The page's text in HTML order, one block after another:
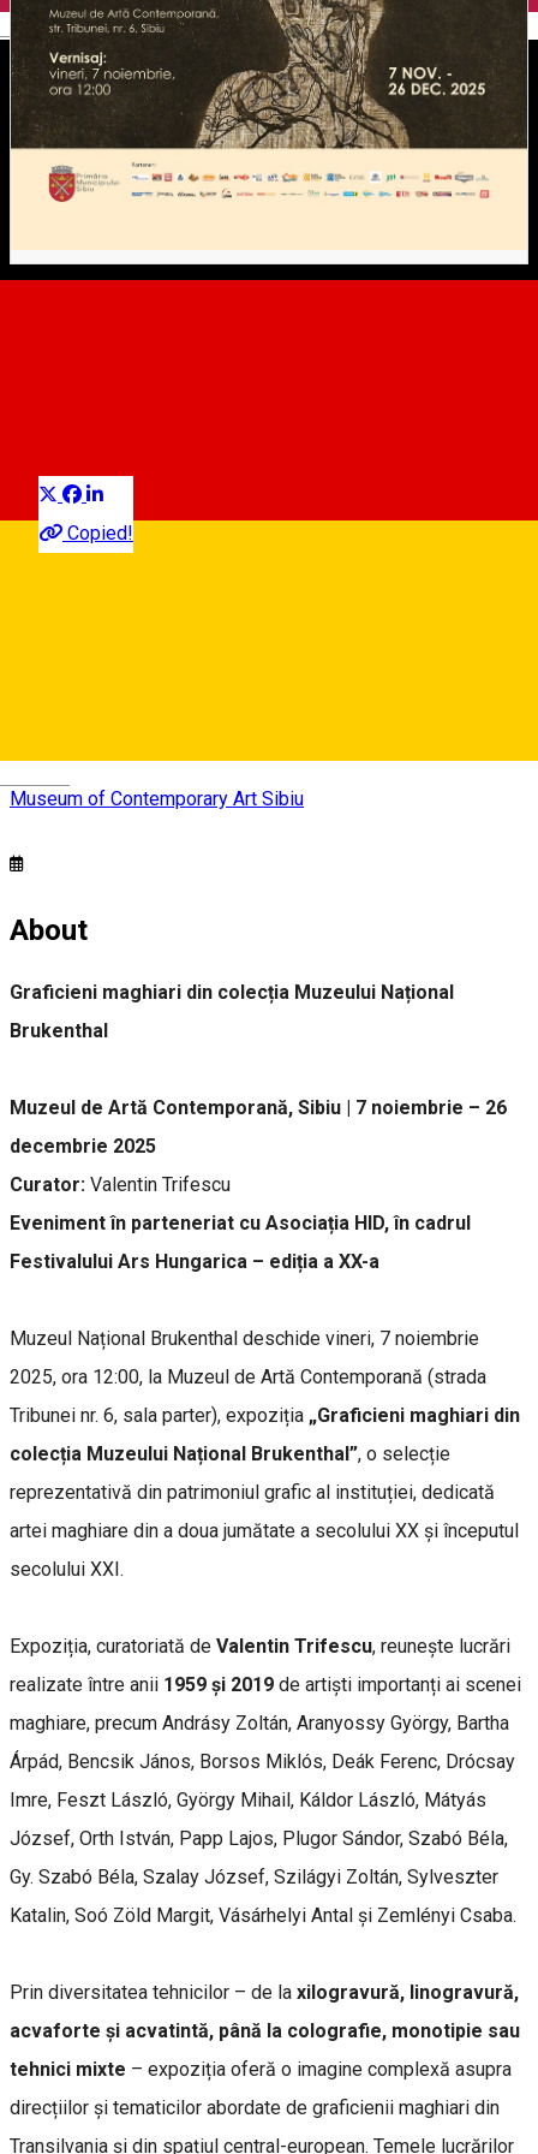
English
Copied!
Exhibition
Museum of Contemporary Art Sibiu
About
Graficieni maghiari din colecția Muzeului Național
Brukenthal
Muzeul de Artă Contemporană, Sibiu | 7 noiembrie – 26
decembrie 2025
Curator: Valentin Trifescu
Eveniment în parteneriat cu Asociația HID, în cadrul
Festivalului Ars Hungarica – ediția a XX-a
Muzeul Național Brukenthal deschide vineri, 7 noiembrie
2025, ora 12:00, la Muzeul de Artă Contemporană (strada
Tribunei nr. 6, sala parter), expoziția „Graficieni maghiari din
colecția Muzeului Național Brukenthal”, o selecție
reprezentativă din patrimoniul grafic al instituției, dedicată
artei maghiare din a doua jumătate a secolului XX și începutul
secolului XXI.
Expoziția, curatoriată de Valentin Trifescu, reunește lucrări
realizate între anii 1959 și 2019 de artiști importanți ai scenei
maghiare, precum Andrásy Zoltán, Aranyossy György, Bartha
Árpád, Bencsik János, Borsos Miklós, Deák Ferenc, Drócsay
Imre, Feszt László, György Mihail, Káldor László, Mátyás
József, Orth István, Papp Lajos, Plugor Sándor, Szabó Béla,
Gy. Szabó Béla, Szalay József, Szilágyi Zoltán, Sylveszter
Katalin, Soó Zöld Margit, Vásárhelyi Antal și Zemlényi Csaba.
Prin diversitatea tehnicilor – de la xilogravură, linogravură,
acvaforte și acvatintă, până la colografie, monotipie sau
tehnici mixte – expoziția oferă o imagine complexă asupra
direcțiilor și tematicilor abordate de graficienii maghiari din
Transilvania și din spațiul central-european. Temele lucrărilor